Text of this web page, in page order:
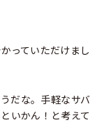
っていただけまし
だな。手軽なサバ
いかん！と考えて